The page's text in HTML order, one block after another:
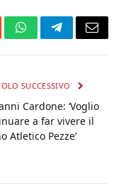
WhatsAppTelegramEmail
SUCCESSIVO
Cardone: ‘Voglio
a far vivere il
Atletico Pezze’